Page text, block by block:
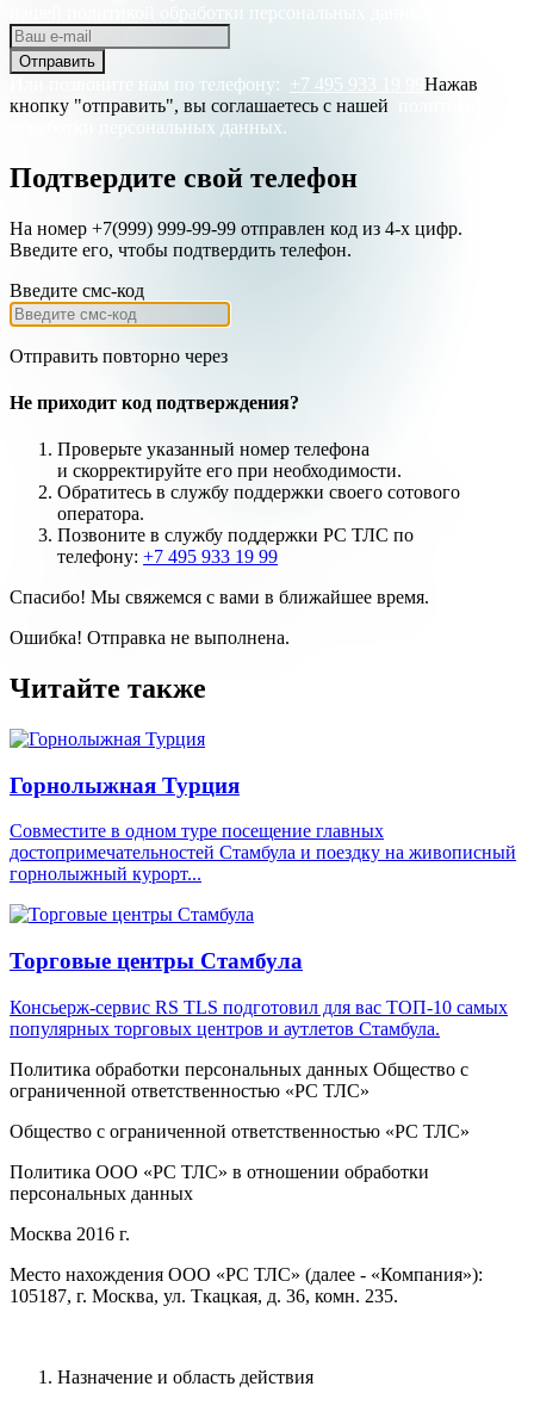
политикой обработки персональных данных.
Отправить
Или позвоните нам по телефону: +7 495 933 19 99 Нажав
кнопку "отправить", вы соглашаетесь с нашей
обработки персональных данных.
Подтвердите свой телефон
На номер +7(999) 999-99-99 отправлен код из 4-х цифр.
Введите его, чтобы подтвердить телефон.
Введите смс-код
Отправить повторно через
Не приходит код подтверждения?
Проверьте указанный номер телефона
и скорректируйте его при необходимости.
Обратитесь в службу поддержки своего сотового
оператора.
Позвоните в службу поддержки РС ТЛС по
телефону: +7 495 933 19 99
Спасибо! Мы свяжемся с вами в ближайшее время.
Ошибка! Отправка не выполнена.
Читайте также
Горнолыжная Турция
Совместите в одном туре посещение главных
достопримечательностей Стамбула и поездку на живописный
горнолыжный курорт...
Торговые центры Стамбула
Консьерж-сервис RS TLS подготовил для вас ТОП-10 самых
популярных торговых центров и аутлетов Стамбула.
Политика обработки персональных данных Общество с
ограниченной ответственностью «PC ТЛС»
Общество с ограниченной ответственностью «PC ТЛС»
Политика ООО «PC ТЛС» в отношении обработки
персональных данных
Москва 2016 г.
Место нахождения ООО «PC ТЛС» (далее - «Компания»):
105187, г. Москва, ул. Ткацкая, д. 36, комн. 235.
Назначение и область действия